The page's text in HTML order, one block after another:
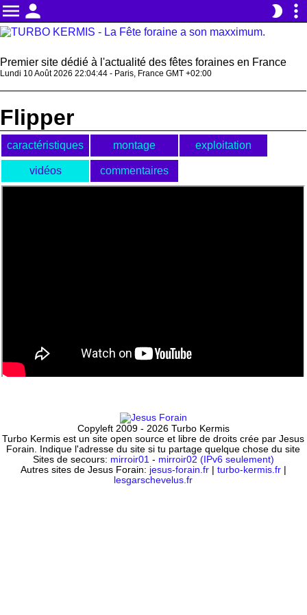
menu person brightness_2 more_vert
Premier site dédié à l'actualité des fêtes foraines en France
Lundi 10 Août 2026 22:04:45 - Paris, France GMT +02:00
Flipper
caractéristiques montage exploitation
vidéos commentaires
Copyleft 2009 - 2026 Turbo Kermis
Turbo Kermis est un site open source et libre de droits crée par Jesus
Forain. Indique l'adresse du site si tu partage quelque chose du site
Sites de secours: mirroir01 - mirroir02 (IPv6 seulement)
Autres sites de Jesus Forain: jesus-forain.fr| turbo-kermis.fr|
lesgarschevelus.fr